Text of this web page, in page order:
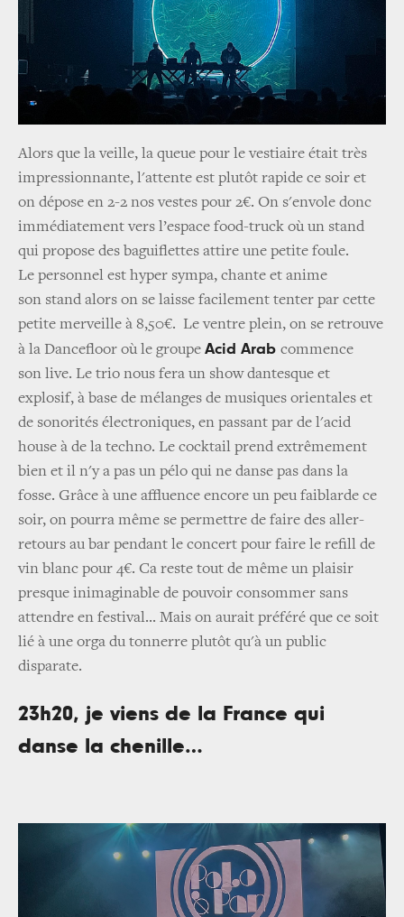
Alors que la veille, la queue pour le vestiaire était très
impressionnante, l'attente est plutôt rapide ce soir et
on dépose en 2-2 nos vestes pour 2€. On s'envole donc
immédiatement vers l’espace food-truck où un stand
qui propose des baguiflettes attire une petite foule.
Le personnel est hyper sympa, chante et anime
son stand alors on se laisse facilement tenter par cette
petite merveille à 8,50€. Le ventre plein, on se retrouve
à la Dancefloor où le groupe Acid Arab commence
son live. Le trio nous fera un show dantesque et
explosif, à base de mélanges de musiques orientales et
de sonorités électroniques, en passant par de l'acid
house à de la techno. Le cocktail prend extrêmement
bien et il n'y a pas un pélo qui ne danse pas dans la
fosse. Grâce à une affluence encore un peu faiblarde ce
soir, on pourra même se permettre de faire des aller-
retours au bar pendant le concert pour faire le refill de
vin blanc pour 4€. Ca reste tout de même un plaisir
presque inimaginable de pouvoir consommer sans
attendre en festival... Mais on aurait préféré que ce soit
lié à une orga du tonnerre plutôt qu'à un public
disparate.
23h20, je viens de la France qui
danse la chenille…